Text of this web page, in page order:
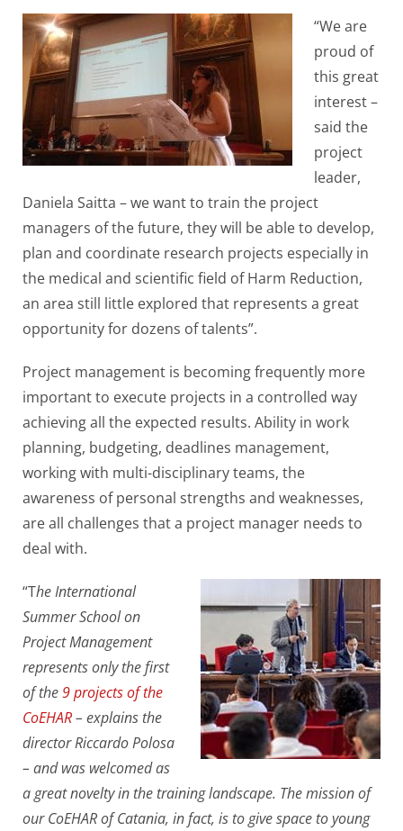
“We are
proud of
this great
interest –
said the
project
leader,
Daniela Saitta – we want to train the project
managers of the future, they will be able to develop,
plan and coordinate research projects especially in
the medical and scientific field of Harm Reduction,
an area still little explored that represents a great
opportunity for dozens of talents”.
Project management is becoming frequently more
important to execute projects in a controlled way
achieving all the expected results. Ability in work
planning, budgeting, deadlines management,
working with multi-disciplinary teams, the
awareness of personal strengths and weaknesses,
are all challenges that a project manager needs to
deal with.
“The International
Summer School on
Project Management
represents only the first
of the9 projects of the
CoEHAR– explains the
director Riccardo Polosa
– and was welcomed as
a great novelty in the training landscape. The mission of
our CoEHAR of Catania, in fact, is to give space to young